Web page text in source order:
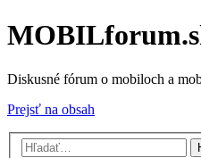
Diskusné fórum o mobiloch a
Prejsť na obsah